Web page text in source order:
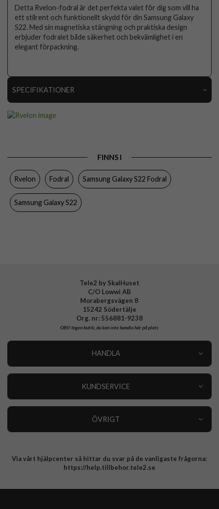
Detta Rvelon-fodral är det perfekta valet för dig som vill ha
ett stilrent och funktionellt skydd för din Samsung Galaxy
S22. Med sin magnetiska stängning och praktiska design
erbjuder fodralet både säkerhet och bekvämlighet i en
elegant förpackning.
SPECIFIKATIONER
Kortfack, Löstagbart skal, Magnetstängning
Färg
Varumärke
FINNS I
Rvelon Fodral Samsung Galaxy S22 Fodral
Samsung Galaxy S22
Tele2 by SkalHuset
C/O Lowwi AB
Morabergsvägen 8
15242 Södertälje
Org. nr: 556881-9238
OBS!Ingen butik, du kan inte handla här på plats
HANDLA
KUNDSERVICE
ÖVRIGT
Integritetspolicy
Via vårt hjälpcenter så hittar du svar på de vanligaste frågorna:
https://help.tillbehor.tele2.se